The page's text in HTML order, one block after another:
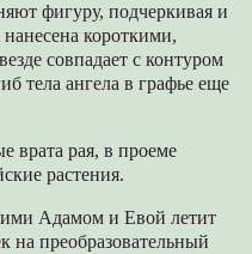
фигуру, подчеркивая и
короткими,
совпадает с контуром
тела ангела в графье еще
врата рая, в проеме
растения.
Адамом и Евой летит
на преобразовательный